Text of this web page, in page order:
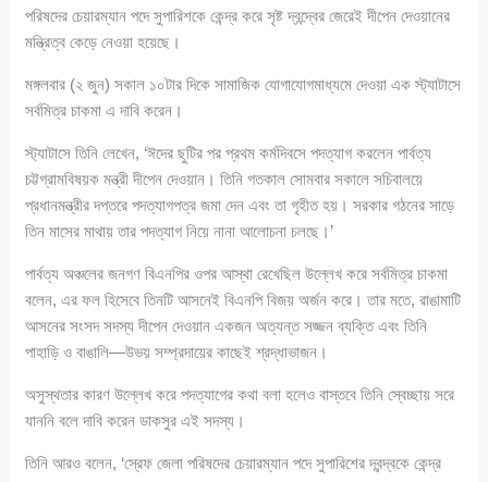
পরিষদের চেয়ারম্যান পদে সুপারিশকে কেন্দ্র করে সৃষ্ট দ্বন্দ্বের জেরেই দীপেন দেওয়ানের
মন্ত্রিত্ব কেড়ে নেওয়া হয়েছে।
মঙ্গলবার (২ জুন) সকাল ১০টার দিকে সামাজিক যোগাযোগমাধ্যমে দেওয়া এক স্ট্যাটাসে
সর্বমিত্র চাকমা এ দাবি করেন।
স্ট্যাটাসে তিনি লেখেন, ‘ঈদের ছুটির পর প্রথম কর্মদিবসে পদত্যাগ করলেন পার্বত্য
চট্টগ্রামবিষয়ক মন্ত্রী দীপেন দেওয়ান। তিনি গতকাল সোমবার সকালে সচিবালয়ে
প্রধানমন্ত্রীর দপ্তরে পদত্যাগপত্র জমা দেন এবং তা গৃহীত হয়। সরকার গঠনের সাড়ে
তিন মাসের মাথায় তার পদত্যাগ নিয়ে নানা আলোচনা চলছে।’
পার্বত্য অঞ্চলের জনগণ বিএনপির ওপর আস্থা রেখেছিল উল্লেখ করে সর্বমিত্র চাকমা
বলেন, এর ফল হিসেবে তিনটি আসনেই বিএনপি বিজয় অর্জন করে। তার মতে, রাঙামাটি
আসনের সংসদ সদস্য দীপেন দেওয়ান একজন অত্যন্ত সজ্জন ব্যক্তি এবং তিনি
পাহাড়ি ও বাঙালি—উভয় সম্প্রদায়ের কাছেই শ্রদ্ধাভাজন।
অসুস্থতার কারণ উল্লেখ করে পদত্যাগের কথা বলা হলেও বাস্তবে তিনি স্বেচ্ছায় সরে
যাননি বলে দাবি করেন ডাকসুর এই সদস্য।
তিনি আরও বলেন, ‘স্রেফ জেলা পরিষদের চেয়ারম্যান পদে সুপারিশের দ্বন্দ্বকে কেন্দ্র